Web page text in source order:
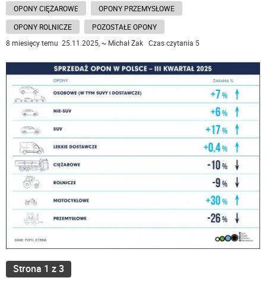
OPONY CIĘŻAROWE
OPONY PRZEMYSŁOWE
OPONY ROLNICZE
POZOSTAŁE OPONY
8 miesięcy temu 25.11.2025, ~ Michał Żak Czas czytania 5
Strona 1 z 3